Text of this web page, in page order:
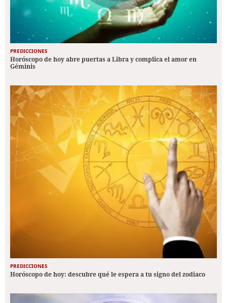
PREDICCIONES
Horóscopo de hoy abre puertas a Libra y complica el amor en
Géminis
PREDICCIONES
Horóscopo de hoy: descubre qué le espera a tu signo del zodiaco